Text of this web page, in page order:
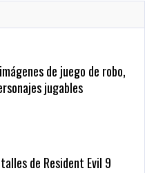
de juego de robo,
jugables
de Resident Evil 9